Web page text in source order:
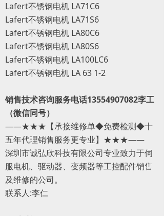
Lafert不锈钢电机 LA71C6
Lafert不锈钢电机 LA71S6
Lafert不锈钢电机 LA80C6
Lafert不锈钢电机 LA80S6
Lafert不锈钢电机 LA100LC6
Lafert不锈钢电机 LA 63 1-2
销售技术咨询服务电话13554907082李工
（微信同号）
——★★★【承接维修单◆免费检测◆十
五年代理销售服务更专业】★★★——
深圳市诚弘欣科技有限公司专业致力于伺
服电机、驱动器、变频器等工控配件销售
及维修的公司。
联系人:李仁